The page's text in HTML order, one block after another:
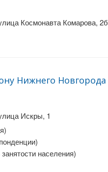
Космонавта Комарова, 2б
Нижнего Новгорода
Искры, 1
населения)